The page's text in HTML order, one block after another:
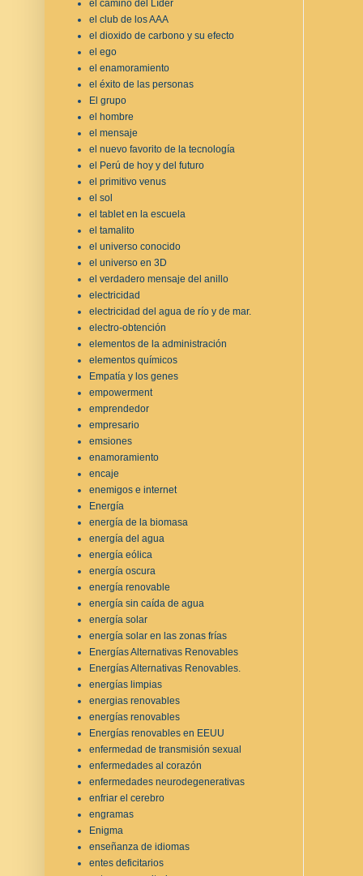
el camino del Líder
el club de los AAA
el dioxido de carbono y su efecto
el ego
el enamoramiento
el éxito de las personas
El grupo
el hombre
el mensaje
el nuevo favorito de la tecnología
el Perú de hoy y del futuro
el primitivo venus
el sol
el tablet en la escuela
el tamalito
el universo conocido
el universo en 3D
el verdadero mensaje del anillo
electricidad
electricidad del agua de río y de mar.
electro-obtención
elementos de la administración
elementos químicos
Empatía y los genes
empowerment
emprendedor
empresario
emsiones
enamoramiento
encaje
enemigos e internet
Energía
energía de la biomasa
energía del agua
energía eólica
energía oscura
energía renovable
energía sin caída de agua
energía solar
energía solar en las zonas frías
Energías Alternativas Renovables
Energías Alternativas Renovables.
energías limpias
energias renovables
energías renovables
Energías renovables en EEUU
enfermedad de transmisión sexual
enfermedades al corazón
enfermedades neurodegenerativas
enfriar el cerebro
engramas
Enigma
enseñanza de idiomas
entes deficitarios